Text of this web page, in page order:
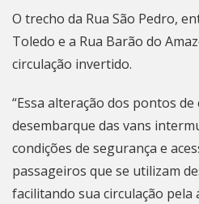
O trecho da Rua São Pedro,
Toledo e a Rua Barão do
circulação invertido.
“Essa alteração dos pontos
desembarque das vans
condições de segurança e
passageiros que se utilizam
facilitando sua circulação pela